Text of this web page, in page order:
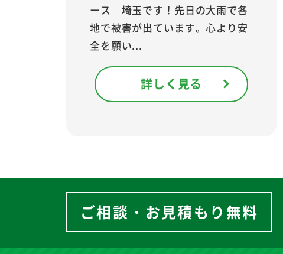
ース 埼玉です！先日の大雨で各
地で被害が出ています。心より安
全を願い...
詳しく見る
ご相談・お見積もり無料